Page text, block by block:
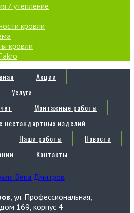
/ утепление
кровли
кровли
Акции
Услуги
Монтажные работы
нестандартных изделий
Наши работы
Новости
Контакты
, ул. Профессиональная,
дом 169, корпус 4